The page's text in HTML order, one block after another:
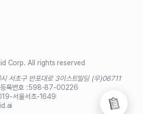
Corp. All rights reserved
서초구 반포대로 3이스트빌딩 (우)06711
록번호 :598-87-00226
서울서초-1649